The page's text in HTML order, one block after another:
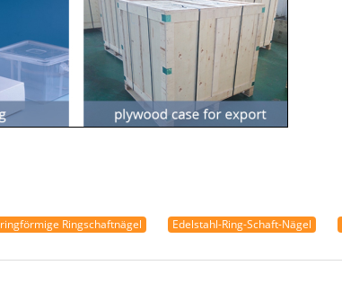
ringförmige Ringschaftnägel Edelstahl-Ring-Schaft-Nägel